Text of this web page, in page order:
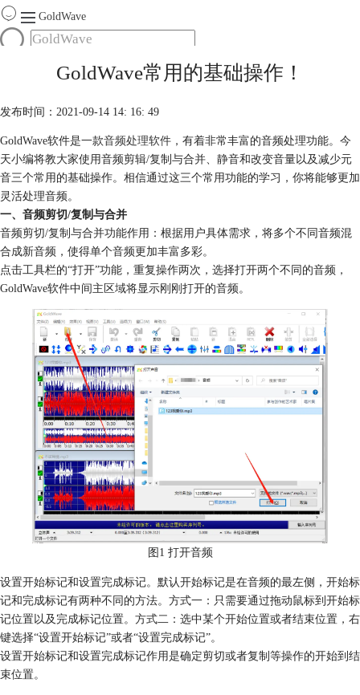
GoldWave
购买
GoldWave常用的基础操作！
发布时间：2021-09-14 14: 16: 49
GoldWave软件是一款音频处理软件 ，有着非常丰富的音频处理功能。今
天小编将教大家使用音频剪辑/复制与合并、静音和改变音量以及减少元
音三个常用的基础操作。相信通过这三个常用功能的学习，你将能够更加
灵活处理音频。
一、音频剪切/复制与合并
音频剪切/复制与合并功能作用：根据用户具体需求，将多个不同音频混
合成新音频，使得单个音频更加丰富多彩。
点击工具栏的“打开”功能，重复操作两次，选择打开两个不同的音频，
GoldWave软件中间主区域将显示刚刚打开的音频。
图1 打开音频
设置开始标记和设置完成标记。默认开始标记是在音频的最左侧，开始标
记和完成标记有两种不同的方法。方式一：只需要通过拖动鼠标到开始标
记位置以及完成标记位置。方式二：选中某个开始位置或者结束位置，右
键选择“设置开始标记”或者“设置完成标记”。
设置开始标记和设置完成标记作用是确定剪切或者复制等操作的开始到结
束位置。